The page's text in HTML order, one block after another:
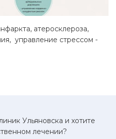
атеросклероза,
управление стрессом -
Ульяновска и хотите
лечении?